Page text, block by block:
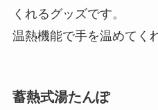
くれるグッズです。
温熱機能で手を温めてく
蓄熱式湯たんぽ